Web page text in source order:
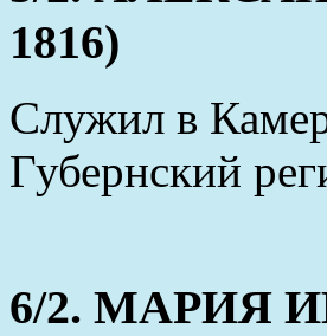
1816)
Служил в
Губернский
6/2. МАРИЯ